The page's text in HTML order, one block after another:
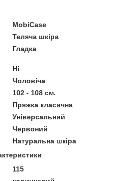
MobiCase
Теляча шкіра
Гладка
Ні
Чоловіча
102 - 108 см.
Пряжка класична
Універсальний
Червоний
Натуральна шкіра
115